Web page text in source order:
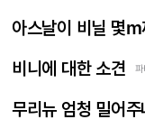
아스날이 비닐 몇
비니에 대한 소견
무리뉴 엄청 밀어